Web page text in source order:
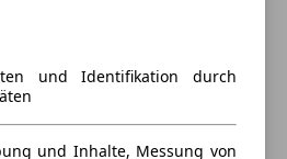
und Identifikation durch
und Inhalte, Messung von